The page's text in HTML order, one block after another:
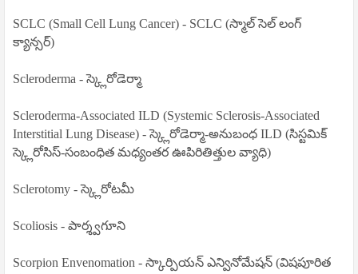
SCLC (Small Cell Lung Cancer) - SCLC (స్మాల్ సెల్ లంగ్
క్యాన్సర్)
Scleroderma - స్క్లెరోడెర్మా
Scleroderma-Associated ILD (Systemic Sclerosis-Associated
Interstitial Lung Disease) - స్క్లెరోడెర్మా-అనుబంధ ILD (సిస్టమిక్
స్క్లెరోసిస్-సంబంధిత మధ్యంతర ఊపిరితిత్తుల వ్యాధి)
Sclerotomy - స్క్లెరోటమీ
Scoliosis - పార్శ్వగూని
Scorpion Envenomation - స్కార్పియన్ ఎన్వినోమేషన్ (విషపూరిత